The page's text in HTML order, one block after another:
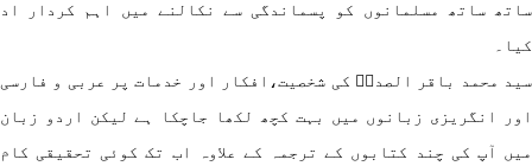
ساتھ مسلمانوں کو پسماندگی سے نکالنے میں اہم کردار اد
محمد باقر الصدرؒ کی شخصیت،افکار اور خدمات پر عربی و فارسی
انگریزی زبانوں میں بہت کچھ لکھا جاچکا ہے لیکن اردو زبان
آپ کی چند کتابوں کے ترجمہ کے علاوہ اب تک کوئی تحقیقی کام